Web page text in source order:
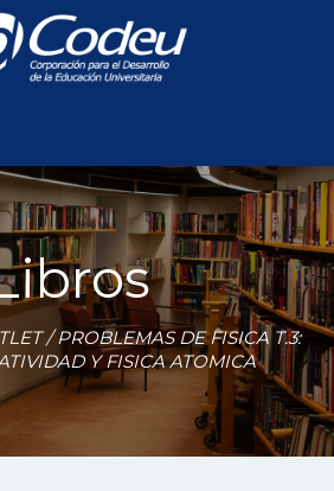
/ PROBLEMAS DE FISICA T.3:
Y FISICA ATOMICA